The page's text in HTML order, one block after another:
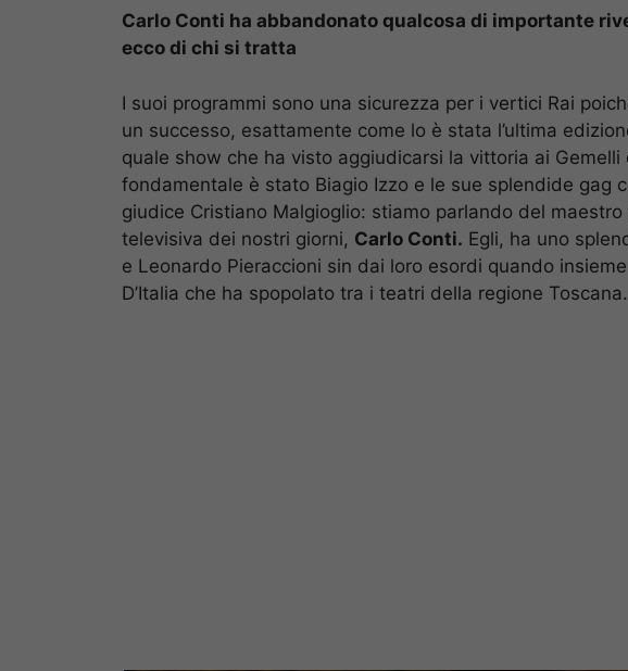
Carlo Conti ha abbandonato qualcosa di importante
ecco di chi si tratta
I suoi programmi sono una sicurezza per i vertici Rai
un successo, esattamente come lo è stata l’ultima
quale show che ha visto aggiudicarsi la vittoria ai Gemelli
fondamentale è stato Biagio Izzo e le sue splendide gag
giudice Cristiano Malgioglio: stiamo parlando del
televisiva dei nostri giorni, Carlo Conti. Egli, ha uno
e Leonardo Pieraccioni sin dai loro esordi quando
D’Italia che ha spopolato tra i teatri della regione Toscana.